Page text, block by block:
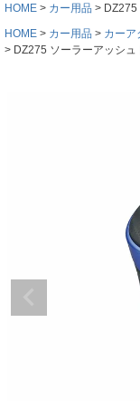
HOME カー用品
HOME
カー用品 カーア
DZ275 ソーラーアッシ